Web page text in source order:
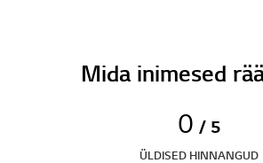
Mida inimesed
0 / 5
ÜLDISED HINNANGUD